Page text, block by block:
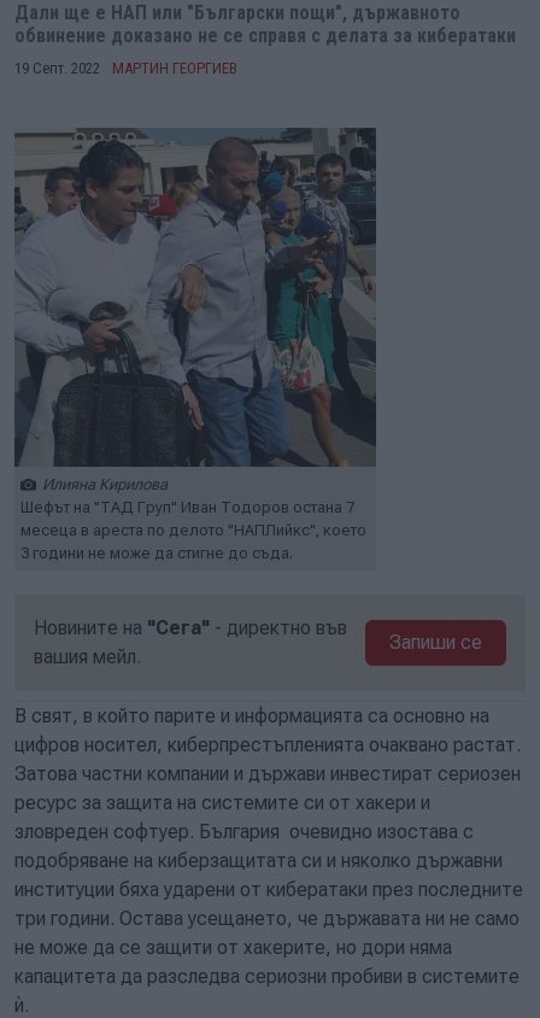
Дали ще е НАП или "Български пощи", държавното
обвинение доказано не се справя с делата за кибератаки
19 Септ. 2022 МАРТИН ГЕОРГИЕВ
Илияна Кирилова
Шефът на "ТАД Груп" Иван Тодоров остана 7
месеца в ареста по делото "НАПЛийкс", което
3 години не може да стигне до съда.
Новините на "Сега" - директно във
вашия мейл.
Запиши се
В свят, в който парите и информацията са основно на
цифров носител, киберпрестъпленията очаквано растат.
Затова частни компании и държави инвестират сериозен
ресурс за защита на системите си от хакери и
зловреден софтуер. България очевидно изостава с
подобряване на киберзащитата си и няколко държавни
институции бяха ударени от кибератаки през последните
три години. Остава усещането, че държавата ни не само
не може да се защити от хакерите, но дори няма
капацитета да разследва сериозни пробиви в системите
ѝ.